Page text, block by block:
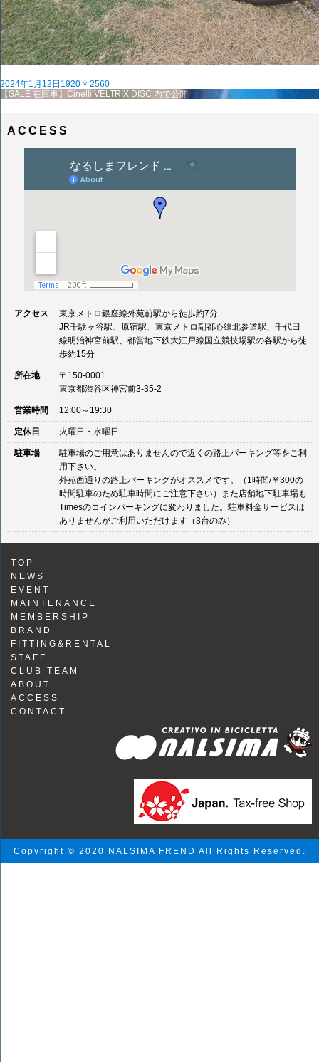
投
稿
2024年1月12日 フ
ル
1920 × 2560
投
ゲ
【SALE 在庫車】Cinelli VELTRIX DISC 内で公開
ACCESS
アクセス
東京メトロ銀座線外苑前駅から徒歩約7分
JR千駄ヶ谷駅、原宿駅、東京メトロ副都心線北参道駅、千代田
線明治神宮前駅、都営地下鉄大江戸線国立競技場駅の各駅から徒
歩約15分
所在地
〒150-0001
東京都渋谷区神宮前3-35-2
営業時間 12:00～19:30
定休日 火曜日・水曜日
駐車場
駐車場のご用意はありませんので近くの路上パーキング等をご利
用下さい。
外苑西通りの路上パーキングがオススメです。（1時間/￥300の
時間駐車のため駐車時間にご注意下さい）また店舗地下駐車場も
Timesのコインパーキングに変わりました。駐車料金サービスは
ありませんがご利用いただけます（3台のみ）
TOP
NEWS
EVENT
MAINTENANCE
MEMBERSHIP
BRAND
FITTING&RENTAL
STAFF
CLUB TEAM
ABOUT
ACCESS
CONTACT
Copyright © 2020 NALSIMA FREND All Rights Reserved.